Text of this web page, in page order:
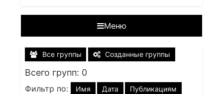
Меню
Все группы Созданные группы
Всего групп: 0
Фильтр по: Имя Дата
Публикациям